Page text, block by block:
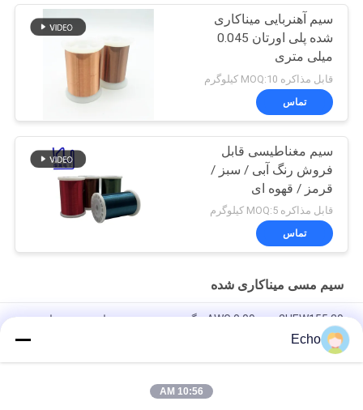
سیم آهنربایی میناکاری
شده پلی اورتان 0.045
میلی متری
قابل مذاکره MOQ:10 کیلوگرم
تماس
سیم مغناطیسی قابل
فروش رنگ آبی / سبز /
قرمز / قهوه ای
قابل مذاکره MOQ:5 کیلوگرم
تماس
سیم مسی میناکاری شده
39 AWG 0.09mm 2UEW155 مگنت سیم پیچ سیم عایق مسی عایق
پیچی موتور
Echo
10:56 AM